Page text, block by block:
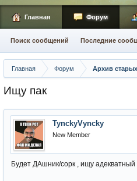
Главная Форум Архив
Ищу пак
TynckyVyncky
New Member
Будет ДАшник/сорк , ищу адекватный
Главная Форум
Поиск сообщений Последние